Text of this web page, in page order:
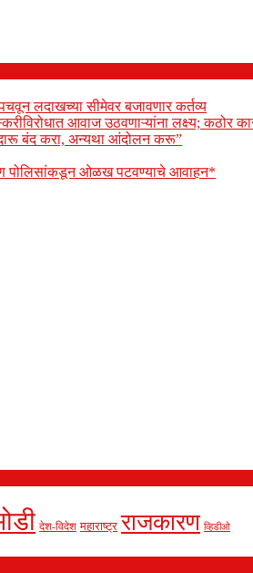
लदाखच्या सीमेवर बजावणार कर्तव्य
आवाज उठवणाऱ्यांना लक्ष्य; कठोर
बंद करा, अन्यथा आंदोलन करू”
पोलिसांकडून ओळख पटवण्याचे आवाहन*
देश-विदेश महाराष्ट्र राजकारण व्हिडीओ